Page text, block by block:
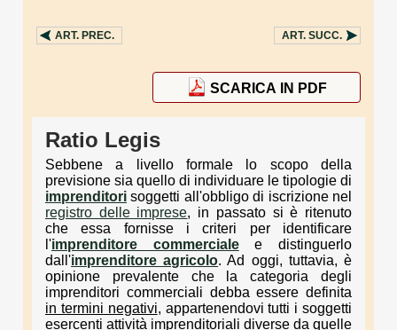
ART. PREC. ART. SUCC.
SCARICA IN PDF
Ratio Legis
Sebbene a livello formale lo scopo della
previsione sia quello di individuare le tipologie di
imprenditori soggetti all'obbligo di iscrizione nel
registro delle imprese, in passato si è ritenuto
che essa fornisse i criteri per identificare
l'imprenditore commercialee distinguerlo
dall'imprenditore agricolo. Ad oggi, tuttavia, è
opinione prevalente che la categoria degli
imprenditori commerciali debba essere definita
in termini negativi, appartenendovi tutti i soggetti
esercenti attività imprenditoriali diverse da quelle